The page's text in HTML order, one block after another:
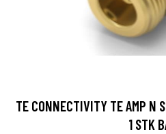
TE CONNECTIVITY TE AMP N
1 STK